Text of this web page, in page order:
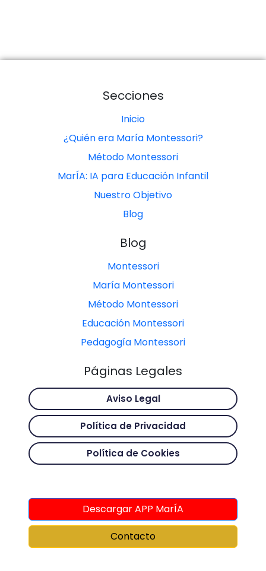
Secciones
Inicio
¿Quién era María Montessori?
Método Montessori
MarÍA: IA para Educación Infantil
Nuestro Objetivo
Blog
Blog
Montessori
María Montessori
Método Montessori
Educación Montessori
Pedagogía Montessori
Páginas Legales
Aviso Legal
Política de Privacidad
Política de Cookies
Descargar APP MarÍA
Contacto